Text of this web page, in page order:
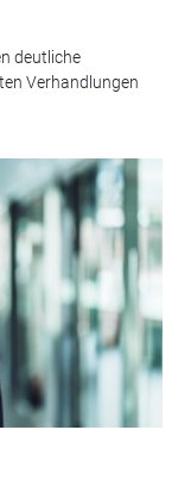
deutliche
Verhandlungen